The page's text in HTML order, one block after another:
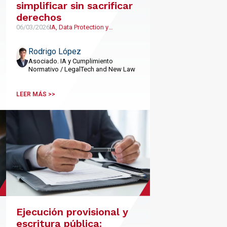
simplificar sin sacrificar
derechos
06/03/2026IA, Data Protection y
Rodrigo López
Asociado. IA y Cumplimiento
Normativo / LegalTech and New Law
LEER MÁS >>
Ejecución provisional y
escritura pública: